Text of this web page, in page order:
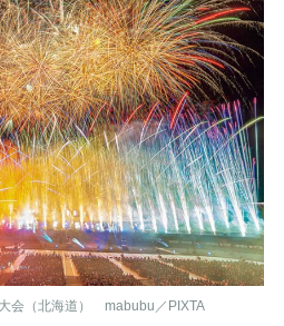
会（北海道） mabubu／PIXTA